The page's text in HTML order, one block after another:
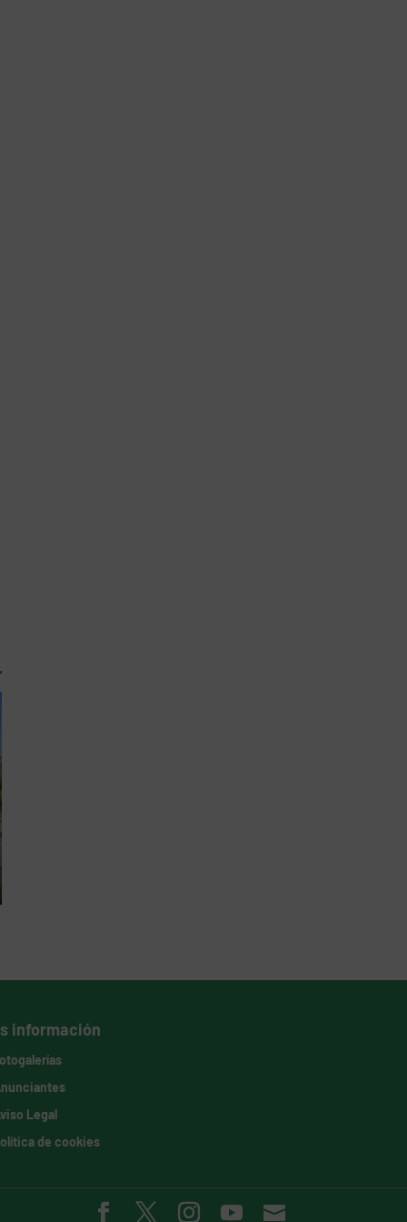
información
Legal
de cookies